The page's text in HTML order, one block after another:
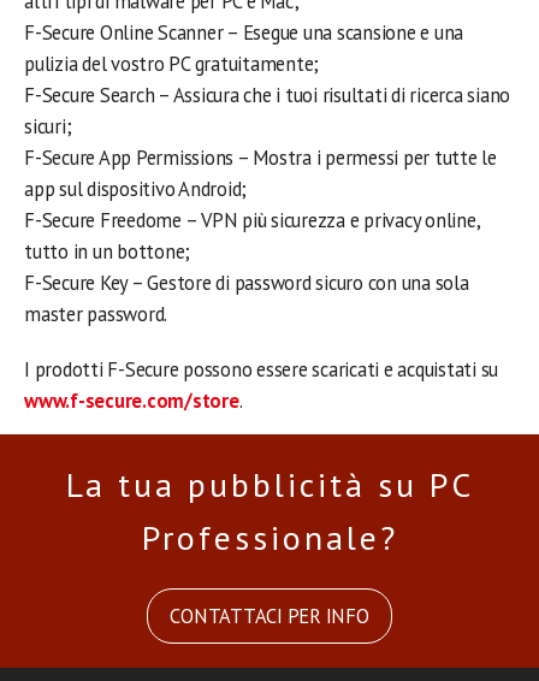
F-Secure Online Scanner – Esegue una scansione e una
pulizia del vostro PC gratuitamente;
F-Secure Search – Assicura che i tuoi risultati di ricerca siano
sicuri;
F-Secure App Permissions – Mostra i permessi per tutte le
app sul dispositivo Android;
F-Secure Freedome – VPN più sicurezza e privacy online,
tutto in un bottone;
F-Secure Key – Gestore di password sicuro con una sola
master password.
I prodotti F-Secure possono essere scaricati e acquistati su
www.f-secure.com/store.
La tua pubblicità su PC
Professionale?
CONTATTACI PER INFO